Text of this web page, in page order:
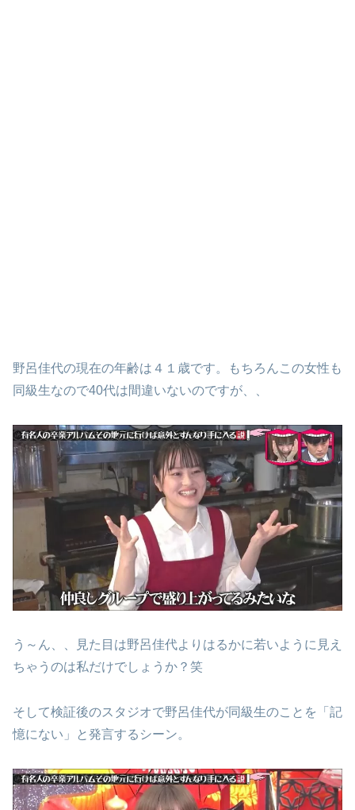
野呂佳代の現在の年齢は４１歳です。もちろんこの女性も
同級生なので40代は間違いないのですが、、
う～ん、、見た目は野呂佳代よりはるかに若いように見え
ちゃうのは私だけでしょうか？笑
そして検証後のスタジオで野呂佳代が同級生のことを「記
憶にない」と発言するシーン。